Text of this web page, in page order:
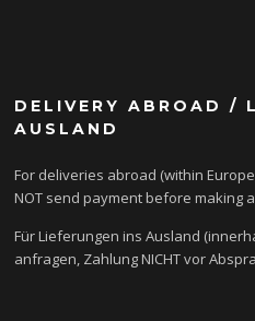
DELIVERY ABROAD /
AUSLAND
For deliveries abroad (within
NOT send payment before making
Für Lieferungen ins Ausland
anfragen, Zahlung NICHT vor